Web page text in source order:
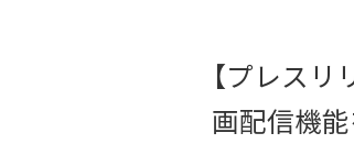
【プレス
画配信機